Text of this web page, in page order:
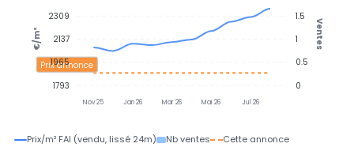
Nov 25 Jan 26 Mar 26 Mai 26 Jul 26
Prix annonce
1.5
1
0.5
0
Ventes
2309
2137
1965
1793
€/m²
Prix/m² FAI (vendu, lissé 24m) Nb ventes Cette annonce